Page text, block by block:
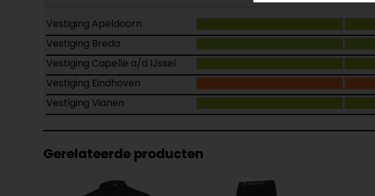
Vestiging Apeldoorn
Vestiging Breda
Vestiging Capelle a/d IJssel
Vestiging Eindhoven
Vestiging Vianen
Gerelateerde producten